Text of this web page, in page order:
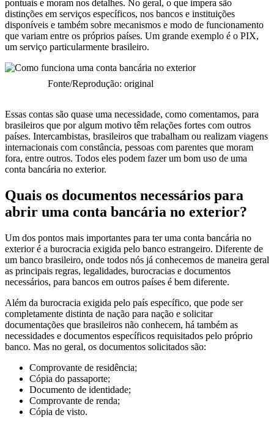
pontuais e moram nos detalhes. No geral, o que impera são
distinções em serviços específicos, nos bancos e instituições
disponíveis e também sobre mecanismos e modo de funcionamento
que variam entre os próprios países. Um grande exemplo é o PIX,
um serviço particularmente brasileiro.
Fonte/Reprodução: original
Essas contas são quase uma necessidade, como comentamos, para
brasileiros que por algum motivo têm relações fortes com outros
países. Intercambistas, brasileiros que trabalham ou realizam viagens
internacionais com constância, pessoas com parentes que moram
fora, entre outros. Todos eles podem fazer um bom uso de uma
conta bancária no exterior.
Quais os documentos necessários para
abrir uma conta bancária no exterior?
Um dos pontos mais importantes para ter uma conta bancária no
exterior é a burocracia exigida pelo banco estrangeiro. Diferente de
um banco brasileiro, onde todos nós já conhecemos de maneira geral
as principais regras, legalidades, burocracias e documentos
necessários, para bancos em outros países é bem diferente.
Além da burocracia exigida pelo país específico, que pode ser
completamente distinta de nação para nação e solicitar
documentações que brasileiros não conhecem, há também as
necessidades e documentos específicos requisitados pelo próprio
banco. Mas no geral, os documentos solicitados são:
Comprovante de residência;
Cópia do passaporte;
Documento de identidade;
Comprovante de renda;
Cópia de visto.